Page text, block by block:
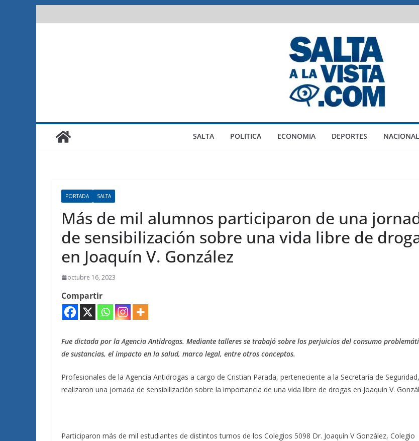
al
SALTA POLITICA ECONOMIA DEPORTES
PORTADA SALTA
Más de mil alumnos participaron de una
de sensibilización sobre una vida libre de
en Joaquín V. González
octubre 16, 2023
Compartir
Fue dictada por la Agencia Antidrogas. Mediante talleres se trabajó sobre los perjuicios del consumo
de sustancias, el impacto en la salud, marco legal, entre otros conceptos.
Profesionales de la Agencia Antidrogas a cargo de Cristian Parada, perteneciente a la Secretaría de Seguridad,
realizaron una jornada de sensibilización sobre la importancia de una vida libre de drogas en Joaquín V.
Participaron más de mil estudiantes de distintos turnos de los Colegios 5098 Dr. Joaquín V González, Colegio